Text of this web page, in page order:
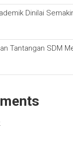
Dinilai
Tantangan SDM